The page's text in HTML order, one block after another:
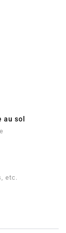
sol
etc.